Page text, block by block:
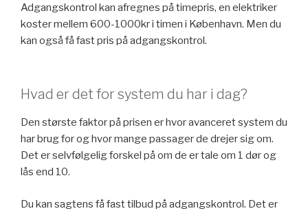
Adgangskontrol kan afregnes på timepris, en elektriker
koster mellem 600-1000kr i timen i København. Men du
kan også få fast pris på adgangskontrol.
Hvad er det for system du har i dag?
Den største faktor på prisen er hvor avanceret system du
har brug for og hvor mange passager de drejer sig om.
Det er selvfølgelig forskel på om de er tale om 1 dør og
lås end 10.
Du kan sagtens få fast tilbud på adgangskontrol. Det er